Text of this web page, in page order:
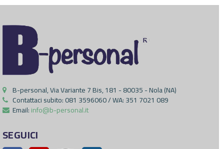
B-personal, Via Variante 7 Bis, 181 - 80035 - Nola (NA)
Contattaci subito:081 3596060 / WA: 351 7021 089
Email:info@b-personal.it
SEGUICI